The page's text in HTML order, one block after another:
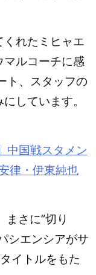
れたミヒャエ
マルコーチに感
ト、スタッフの
しています。
中国戦スタメン
律・伊東純也
さに”切り
シエンシアがサ
イトルをもた